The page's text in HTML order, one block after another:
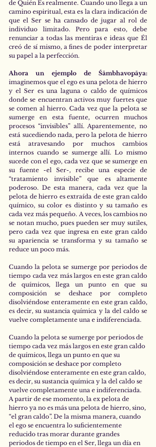
de Quién Es realmente. Cuando uno llega a un
camino espiritual, esta es la clara indicación de
que el Ser se ha cansado de jugar al rol de
individuo limitado. Pero para esto, debe
renunciar a todas las mentiras e ideas que Él
creó de sí mismo, a fines de poder interpretar
su papel a la perfección.
imaginemos que el ego es una pelota de hierro
y el Ser es una laguna o caldo de químicos
donde se encuentran activos muy fuertes que
se comen al hierro. Cada vez que la pelota se
sumerge en esta fuente, ocurren muchos
procesos “invisibles” allí. Aparentemente, no
está sucediendo nada, pero la pelota de hierro
está atravesando por muchos cambios
internos cuando se sumerge allí. Lo mismo
sucede con el ego, cada vez que se sumerge en
su fuente -el Ser-, recibe una especie de
“tratamiento invisible” que es altamente
poderoso. De esta manera, cada vez que la
pelota de hierro es extraída de este gran caldo
químico, su color es distinto y su tamaño es
cada vez más pequeño. A veces, los cambios no
se notan mucho, pues pueden ser muy sutiles,
pero cada vez que ingresa en este gran caldo
su apariencia se transforma y su tamaño se
reduce un poco más.
Cuando la pelota se sumerge por periodos de
tiempo cada vez más largos en este gran caldo
de químicos, llega un punto en que su
composición se deshace por completo
disolviéndose enteramente en este gran caldo,
es decir, su sustancia química y la del caldo se
vuelve completamente una e indiferenciada.
Cuando la pelota se sumerge por periodos de
tiempo cada vez más largos en este gran caldo
de químicos, llega un punto en que su
composición se deshace por completo
disolviéndose enteramente en este gran caldo,
es decir, su sustancia química y la del caldo se
vuelve completamente una e indiferenciada.
A partir de ese momento, la ex pelota de
hierro ya no es más una pelota de hierro, sino,
“el gran caldo”. De la misma manera, cuando
el ego se encuentra lo suficientemente
reducido tras morar durante grandes
periodos de tiempo en el Ser, llega un día en